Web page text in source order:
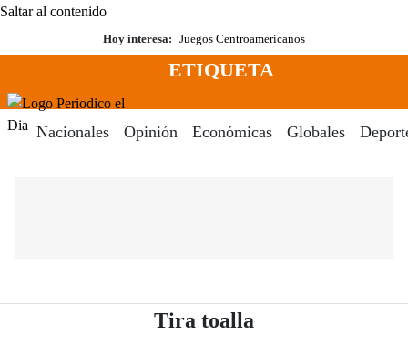
Saltar al contenido
Hoy interesa: Juegos Centroamericanos
Menú
ETIQUETA
Nacionales Opinión Económicas Globales
Tira toalla